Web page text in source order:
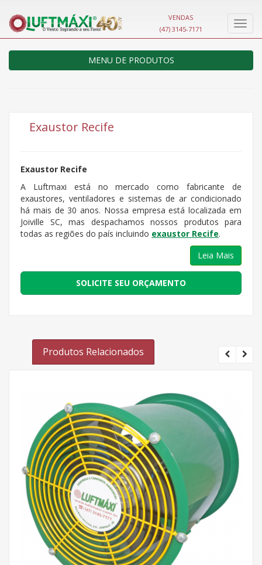
VENDAS
(47) 3145-7171
MENU DE PRODUTOS
Exaustor Recife
Exaustor Recife
A Luftmaxi está no mercado como fabricante de
exaustores, ventiladores e sistemas de ar condicionado
há mais de 30 anos. Nossa empresa está localizada em
Joiville SC, mas despachamos nossos produtos para
todas as regiões do país incluindo exaustor Recife.
Leia Mais
SOLICITE SEU ORÇAMENTO
Produtos Relacionados